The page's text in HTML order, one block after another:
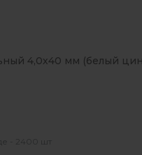
4,0х40 мм (белый
- 2400 шт